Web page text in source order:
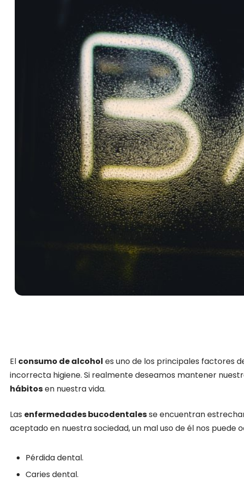
El consumo de alcohol es uno de los principales factores
incorrecta higiene. Si realmente deseamos mantener
hábitosen nuestra vida.
Las enfermedades bucodentalesse encuentran
aceptado en nuestra sociedad, un mal uso de él nos puede
Pérdida dental.
Caries dental.